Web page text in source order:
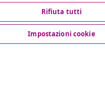
Rifiuta tutti
Impostazioni cookie